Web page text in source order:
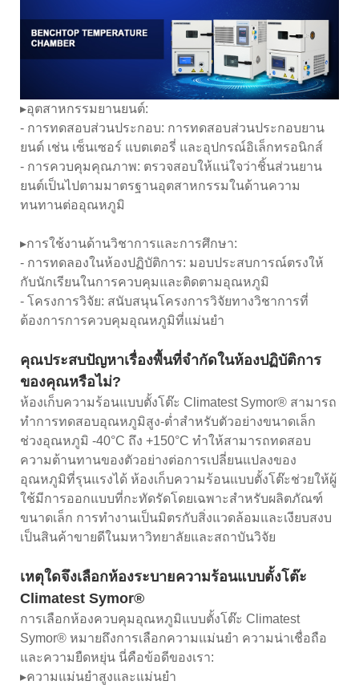
▸อุตสาหกรรมยานยนต์:
- การทดสอบส่วนประกอบ: การทดสอบส่วนประกอบยาน
ยนต์ เช่น เซ็นเซอร์ แบตเตอรี่ และอุปกรณ์อิเล็กทรอนิกส์
- การควบคุมคุณภาพ: ตรวจสอบให้แน่ใจว่าชิ้นส่วนยาน
ยนต์เป็นไปตามมาตรฐานอุตสาหกรรมในด้านความ
ทนทานต่ออุณหภูมิ
▸การใช้งานด้านวิชาการและการศึกษา:
- การทดลองในห้องปฏิบัติการ: มอบประสบการณ์ตรงให้
กับนักเรียนในการควบคุมและติดตามอุณหภูมิ
- โครงการวิจัย: สนับสนุนโครงการวิจัยทางวิชาการที่
ต้องการการควบคุมอุณหภูมิที่แม่นยำ
คุณประสบปัญหาเรื่องพื้นที่จำกัดในห้องปฏิบัติการ
ของคุณหรือไม่?
ห้องเก็บความร้อนแบบตั้งโต๊ะ Climatest Symor® สามารถ
ทำการทดสอบอุณหภูมิสูง-ต่ำสำหรับตัวอย่างขนาดเล็ก
ช่วงอุณหภูมิ -40°C ถึง +150°C ทำให้สามารถทดสอบ
ความต้านทานของตัวอย่างต่อการเปลี่ยนแปลงของ
อุณหภูมิที่รุนแรงได้ ห้องเก็บความร้อนแบบตั้งโต๊ะช่วยให้ผู้
ใช้มีการออกแบบที่กะทัดรัดโดยเฉพาะสำหรับผลิตภัณฑ์
ขนาดเล็ก การทำงานเป็นมิตรกับสิ่งแวดล้อมและเงียบสงบ
เป็นสินค้าขายดีในมหาวิทยาลัยและสถาบันวิจัย
เหตุใดจึงเลือกห้องระบายความร้อนแบบตั้งโต๊ะ
Climatest Symor®
การเลือกห้องควบคุมอุณหภูมิแบบตั้งโต๊ะ Climatest
Symor® หมายถึงการเลือกความแม่นยำ ความน่าเชื่อถือ
และความยืดหยุ่น นี่คือข้อดีของเรา:
▸ความแม่นยำสูงและแม่นยำ